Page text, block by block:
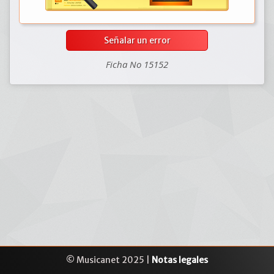
Señalar un error
Ficha No 15152
© Musicanet 2025 | Notas legales